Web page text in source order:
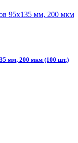
мм, 200 мкм (100 шт.)